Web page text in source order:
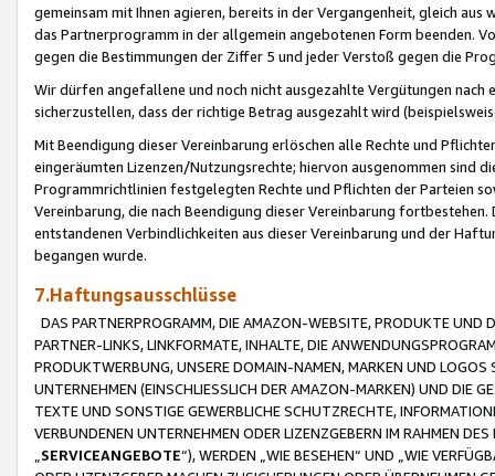
gemeinsam mit Ihnen agieren, bereits in der Vergangenheit, gleich
das Partnerprogramm in der allgemein angebotenen Form beenden.
gegen die Bestimmungen der Ziffer 5 und jeder Verstoß gegen die
Wir dürfen angefallene und noch nicht ausgezahlte Vergütungen
sicherzustellen, dass der richtige Betrag ausgezahlt wird
Mit Beendigung dieser Vereinbarung erlöschen alle Rechte und
eingeräumten Lizenzen/Nutzungsrechte; hiervon ausgenommen sind
Programmrichtlinien festgelegten Rechte und Pflichten der Parteien
Vereinbarung, die nach Beendigung dieser Vereinbarung
entstandenen Verbindlichkeiten aus dieser Vereinbarung und der
begangen wurde.
7.Haftungsausschlüsse
DAS PARTNERPROGRAMM, DIE AMAZON-WEBSITE, PRODUKTE UND
PARTNER-LINKS, LINKFORMATE, INHALTE, DIE
PRODUKTWERBUNG, UNSERE DOMAIN-NAMEN, MARKEN UND
UNTERNEHMEN (EINSCHLIESSLICH DER AMAZON-MARKEN) UND DIE
TEXTE UND SONSTIGE GEWERBLICHE SCHUTZRECHTE,
VERBUNDENEN UNTERNEHMEN ODER LIZENZGEBERN IM RAHMEN
SERVICEANGEBOTE“), WERDEN „WIE BESEHEN“ UND „WIE